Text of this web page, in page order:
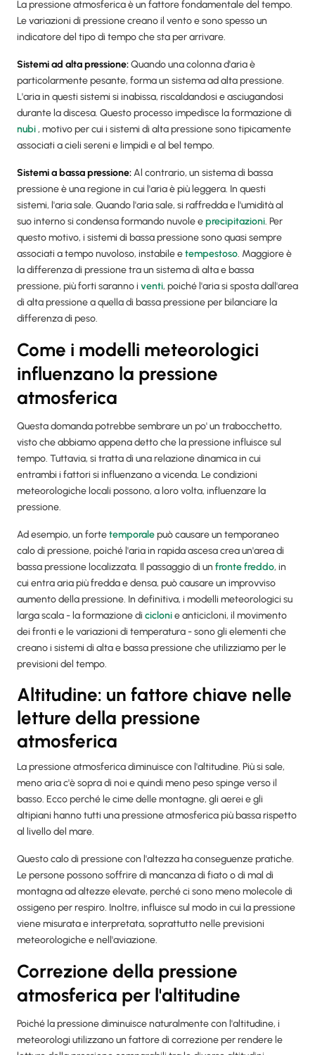
La pressione atmosferica è un fattore fondamentale del tempo.
Le variazioni di pressione creano il vento e sono spesso un
indicatore del tipo di tempo che sta per arrivare.
Sistemi ad alta pressione:Quando una colonna d'aria è
particolarmente pesante, forma un sistema ad alta pressione.
L'aria in questi sistemi si inabissa, riscaldandosi e asciugandosi
durante la discesa. Questo processo impedisce la formazione di
nubi, motivo per cui i sistemi di alta pressione sono tipicamente
associati a cieli sereni e limpidi e al bel tempo.
Sistemi a bassa pressione:Al contrario, un sistema di bassa
pressione è una regione in cui l'aria è più leggera. In questi
sistemi, l'aria sale. Quando l'aria sale, si raffredda e l'umidità al
suo interno si condensa formando nuvole eprecipitazioni. Per
questo motivo, i sistemi di bassa pressione sono quasi sempre
associati a tempo nuvoloso, instabile etempestoso. Maggiore è
la differenza di pressione tra un sistema di alta e bassa
pressione, più forti saranno i venti, poiché l'aria si sposta dall'area
di alta pressione a quella di bassa pressione per bilanciare la
differenza di peso.
Come i modelli meteorologici
influenzano la pressione
atmosferica
Questa domanda potrebbe sembrare un po' un trabocchetto,
visto che abbiamo appena detto che la pressione influisce sul
tempo. Tuttavia, si tratta di una relazione dinamica in cui
entrambi i fattori si influenzano a vicenda. Le condizioni
meteorologiche locali possono, a loro volta, influenzare la
pressione.
Ad esempio, un fortetemporalepuò causare un temporaneo
calo di pressione, poiché l'aria in rapida ascesa crea un'area di
bassa pressione localizzata. Il passaggio di un fronte freddo, in
cui entra aria più fredda e densa, può causare un improvviso
aumento della pressione. In definitiva, i modelli meteorologici su
larga scala - la formazione di ciclonie anticicloni, il movimento
dei fronti e le variazioni di temperatura - sono gli elementi che
creano i sistemi di alta e bassa pressione che utilizziamo per le
previsioni del tempo.
Altitudine: un fattore chiave nelle
letture della pressione
atmosferica
La pressione atmosferica diminuisce con l'altitudine. Più si sale,
meno aria c'è sopra di noi e quindi meno peso spinge verso il
basso. Ecco perché le cime delle montagne, gli aerei e gli
altipiani hanno tutti una pressione atmosferica più bassa rispetto
al livello del mare.
Questo calo di pressione con l'altezza ha conseguenze pratiche.
Le persone possono soffrire di mancanza di fiato o di mal di
montagna ad altezze elevate, perché ci sono meno molecole di
ossigeno per respiro. Inoltre, influisce sul modo in cui la pressione
viene misurata e interpretata, soprattutto nelle previsioni
meteorologiche e nell'aviazione.
Correzione della pressione
atmosferica per l'altitudine
Poiché la pressione diminuisce naturalmente con l'altitudine, i
meteorologi utilizzano un fattore di correzione per rendere le